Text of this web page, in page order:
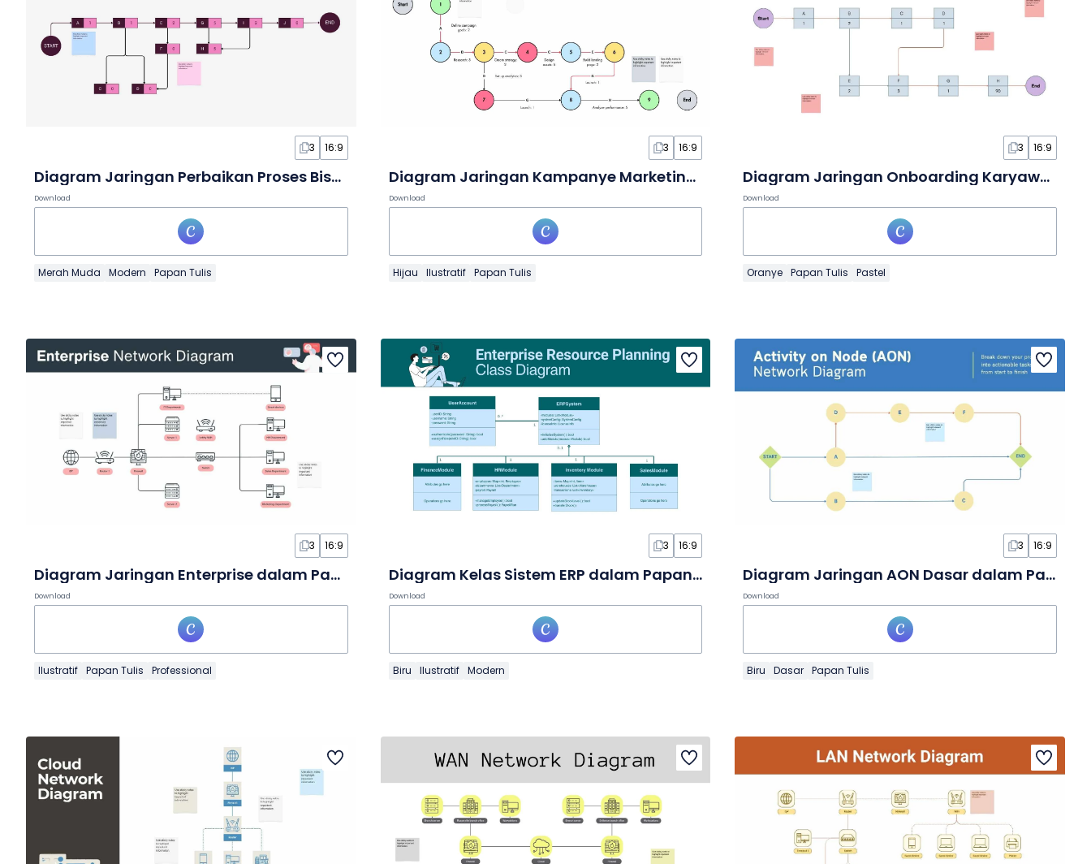
3 16:9
Diagram Jaringan Perbaikan Proses Bisnis dalam Papan Tulis
Download
Merah Muda Modern Papan Tulis
3 16:9
Diagram Jaringan Kampanye Marketing dalam Papan Tulis
Download
Hijau Ilustratif Papan Tulis
3 16:9
Diagram Jaringan Onboarding Karyawan dalam Papan Tulis
Download
Oranye Papan Tulis Pastel
3 16:9
Diagram Jaringan Enterprise dalam Papan Tulis
Download
Ilustratif Papan Tulis Professional
3 16:9
Diagram Kelas Sistem ERP dalam Papan Tulis
Download
Biru Ilustratif Modern
3 16:9
Diagram Jaringan AON Dasar dalam Papan Tulis
Download
Biru Dasar Papan Tulis